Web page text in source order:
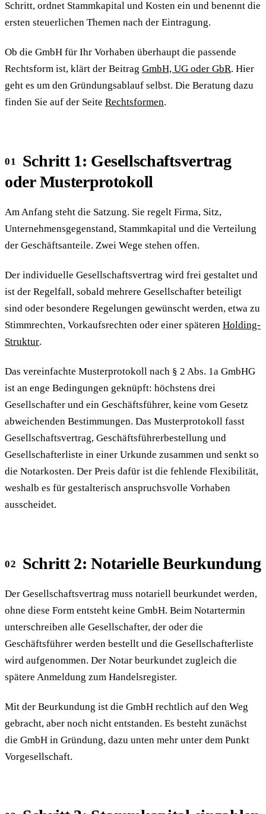
Schritt, ordnet Stammkapital und Kosten ein und benennt die
ersten steuerlichen Themen nach der Eintragung.
Ob die GmbH für Ihr Vorhaben überhaupt die passende
Rechtsform ist, klärt der Beitrag GmbH, UG oder GbR. Hier
geht es um den Gründungsablauf selbst. Die Beratung dazu
finden Sie auf der Seite Rechtsformen.
Schritt 1: Gesellschaftsvertrag
oder Musterprotokoll
Am Anfang steht die Satzung. Sie regelt Firma, Sitz,
Unternehmensgegenstand, Stammkapital und die Verteilung
der Geschäftsanteile. Zwei Wege stehen offen.
Der individuelle Gesellschaftsvertrag wird frei gestaltet und
ist der Regelfall, sobald mehrere Gesellschafter beteiligt
sind oder besondere Regelungen gewünscht werden, etwa zu
Stimmrechten, Vorkaufsrechten oder einer späteren Holding-
Struktur.
Das vereinfachte Musterprotokoll nach § 2 Abs. 1a GmbHG
ist an enge Bedingungen geknüpft: höchstens drei
Gesellschafter und ein Geschäftsführer, keine vom Gesetz
abweichenden Bestimmungen. Das Musterprotokoll fasst
Gesellschaftsvertrag, Geschäftsführerbestellung und
Gesellschafterliste in einer Urkunde zusammen und senkt so
die Notarkosten. Der Preis dafür ist die fehlende Flexibilität,
weshalb es für gestalterisch anspruchsvolle Vorhaben
ausscheidet.
Schritt 2: Notarielle Beurkundung
Der Gesellschaftsvertrag muss notariell beurkundet werden,
ohne diese Form entsteht keine GmbH. Beim Notartermin
unterschreiben alle Gesellschafter, der oder die
Geschäftsführer werden bestellt und die Gesellschafterliste
wird aufgenommen. Der Notar beurkundet zugleich die
spätere Anmeldung zum Handelsregister.
Mit der Beurkundung ist die GmbH rechtlich auf den Weg
gebracht, aber noch nicht entstanden. Es besteht zunächst
die GmbH in Gründung, dazu unten mehr unter dem Punkt
Vorgesellschaft.